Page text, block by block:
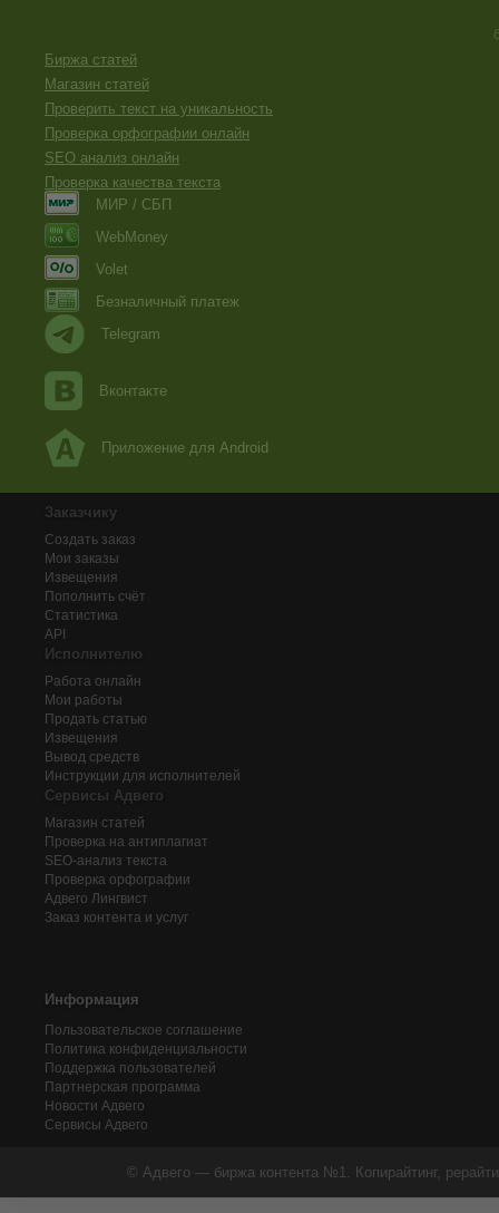
Биржа статей
Магазин статей
Проверить текст на уникальность
Проверка орфографии онлайн
SEO анализ онлайн
Проверка качества текста
МИР / СБП
WebMoney
Volet
Безналичный платеж
Telegram
Вконтакте
Приложение для Android
Заказчику
Создать заказ
Мои заказы
Извещения
Пополнить счёт
Статистика
API
Исполнителю
Работа онлайн
Мои работы
Продать статью
Извещения
Вывод средств
Инструкции для исполнителей
Сервисы Адвего
Магазин статей
Проверка на антиплагиат
SEO-анализ текста
Проверка орфографии
Адвего Лингвист
Заказ контента и услуг
Информация
Пользовательское соглашение
Политика конфиденциальности
Поддержка пользователей
Партнерская программа
Новости Адвего
Сервисы Адвего
© Адвего — биржа контента №1. Копирайтинг,